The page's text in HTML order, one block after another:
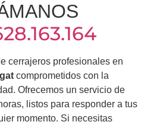
cerrajeros profesionales en
comprometidos con la
Ofrecemos un servicio de
listos para responder a tus
momento. Si necesitas